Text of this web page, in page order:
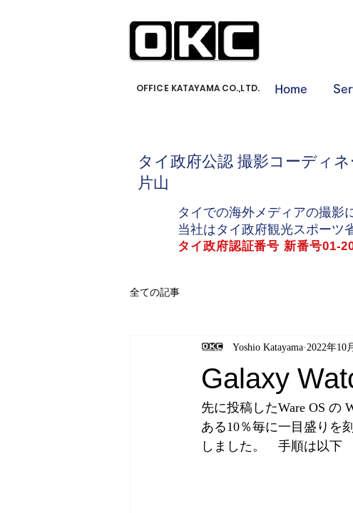
Home
OFFICE KATAYAMA CO.,LTD.
タイ政府公認 撮影コーディ
片山
タイでの海外メディアの撮影
当社はタイ政府観光スポーツ
タイ政府認証番号 新番号01-
全ての記事
Galaxy
Yoshio Katayama 2022年10
先に投稿したWare OS の
ある10％毎に一目盛りを
しました。　手順は以下